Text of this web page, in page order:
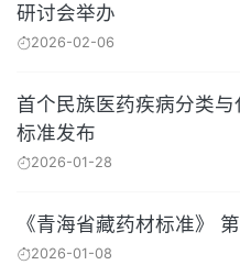
研讨会举办
2026-02-06
首个民族医药疾病分类与
标准发布
2026-01-28
《青海省藏药材标准》
2026-01-08